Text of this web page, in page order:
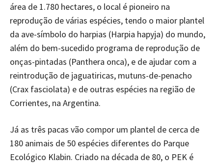
área de 1.780 hectares, o local é pioneiro na
reprodução de várias espécies, tendo o maior plantel
da ave-símbolo do harpias (Harpia hapyja) do mundo,
além do bem-sucedido programa de reprodução de
onças-pintadas (Panthera onca), e de ajudar com a
reintrodução de jaguatiricas, mutuns-de-penacho
(Crax fasciolata) e de outras espécies na região de
Corrientes, na Argentina.
Já as três pacas vão compor um plantel de cerca de
180 animais de 50 espécies diferentes do Parque
Ecológico Klabin. Criado na década de 80, o PEK é